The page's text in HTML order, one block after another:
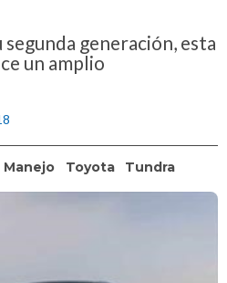
generación, esta
un amplio
Manejo Toyota Tundra